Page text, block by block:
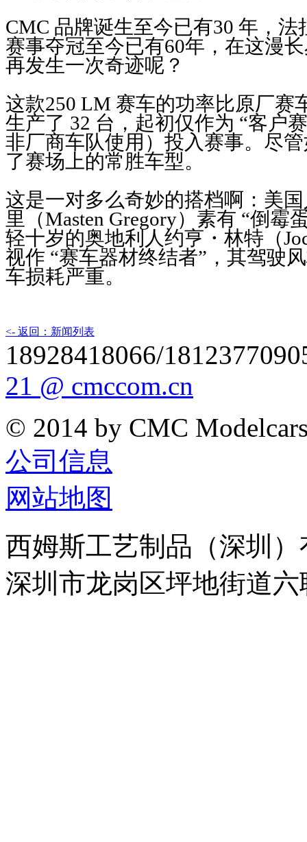
CMC 品牌诞生至今已有30 年，法
赛事夺冠至今已有60年，在这漫
再发生一次奇迹呢？
这款250 LM 赛车的功率比原厂赛
生产了 32 台，起初仅作为 “客户
非厂商车队使用）投入赛事。尽
了赛场上的常胜车型。
这是一对多么奇妙的搭档啊：美
里（Masten Gregory）素有 “倒霉
轻十岁的奥地利人约亨・林特（
视作 “赛车器材终结者”，其驾驶
车损耗严重。
<- 返回：新闻列表
18928418066/
21 @ cmccom.cn
© 2014 by CMC
公司信息
网站地图
西姆斯工艺制品（深圳
深圳市龙岗区坪地街道